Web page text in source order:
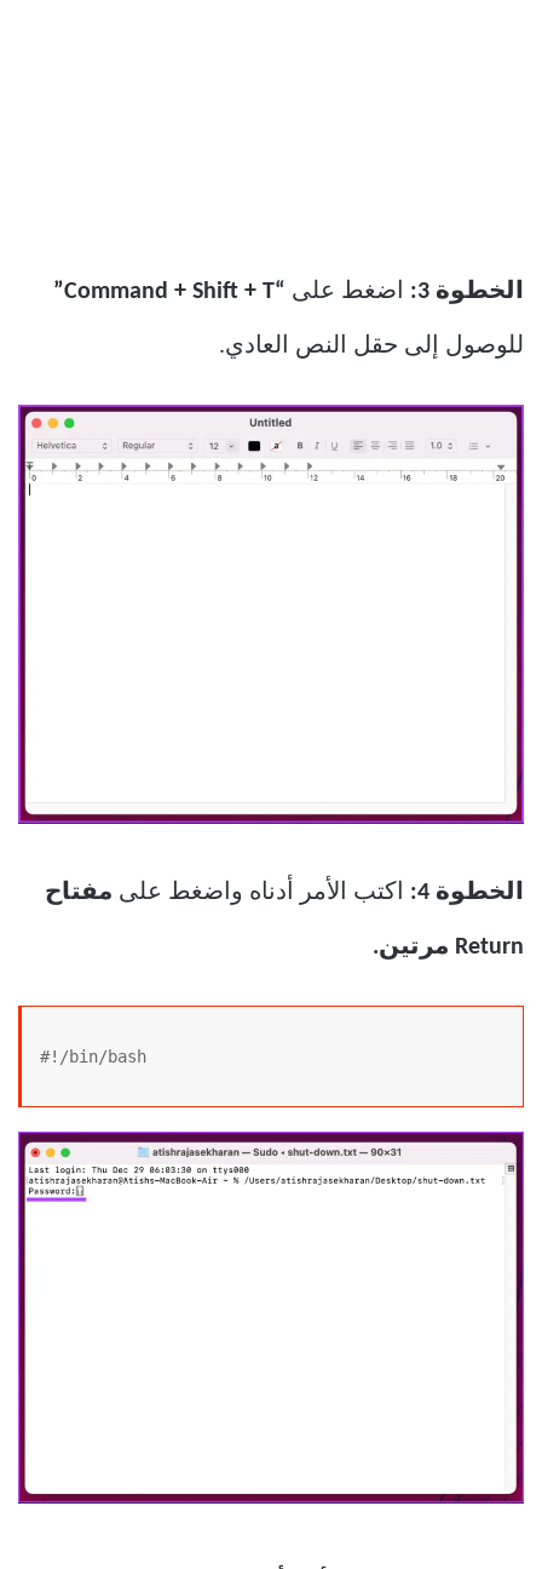
الخطوة 3: اضغط على “Command + Shift + T”
للوصول إلى حقل النص العادي.
الخطوة 4: اكتب الأمر أدناه واضغط على مفتاح
Return مرتين.
#!/bin/bash